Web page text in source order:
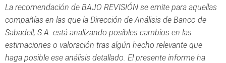
La recomendación de BAJO REVISIÓN se emite para aquellas
compañías en las que la Dirección de Análisis de Banco de
Sabadell, S.A. está analizando posibles cambios en las
estimaciones o valoración tras algún hecho relevante que
haga posible ese análisis detallado. El presente informe ha